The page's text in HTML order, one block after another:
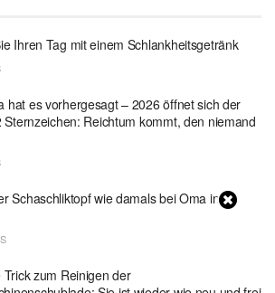
Ihren Tag mit einem Schlankheitsgetränk
hat es vorhergesagt – 2026 öffnet sich der
Sternzeichen: Reichtum kommt, den niemand
Schaschliktopf wie damals bei Oma in 1
Trick zum Reinigen der